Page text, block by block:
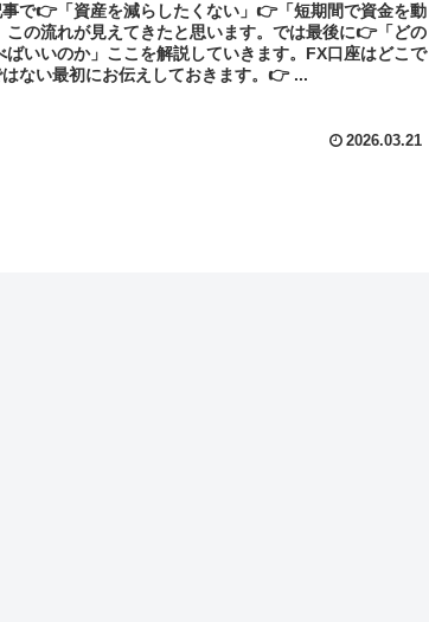
事で👉「資産を減らしたくない」👉「短期間で資金を動
この流れが見えてきたと思います。では最後に👉「どの
ばいいのか」ここを解説していきます。FX口座はどこで
はない最初にお伝えしておきます。👉 ...
2026.03.21